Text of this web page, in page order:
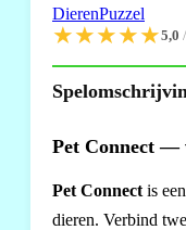
DierenPuzzel
★★★★★5,0
Pet Connect —
Pet Connect is
dieren. Verbind